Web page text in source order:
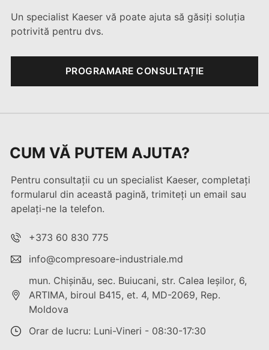
Un specialist Kaeser vă poate ajuta să găsiți soluția
potrivită pentru dvs.
PROGRAMARE CONSULTAȚIE
CUM VĂ PUTEM AJUTA?
Pentru consultații cu un specialist Kaeser, completați
formularul din această pagină, trimiteți un email sau
apelați-ne la telefon.
+373 60 830 775
info@compresoare-industriale.md
mun. Chişinău, sec. Buiucani, str. Calea Ieşilor, 6,
ARTIMA, biroul B415, et. 4, MD-2069, Rep.
Moldova
Orar de lucru: Luni-Vineri - 08:30-17:30